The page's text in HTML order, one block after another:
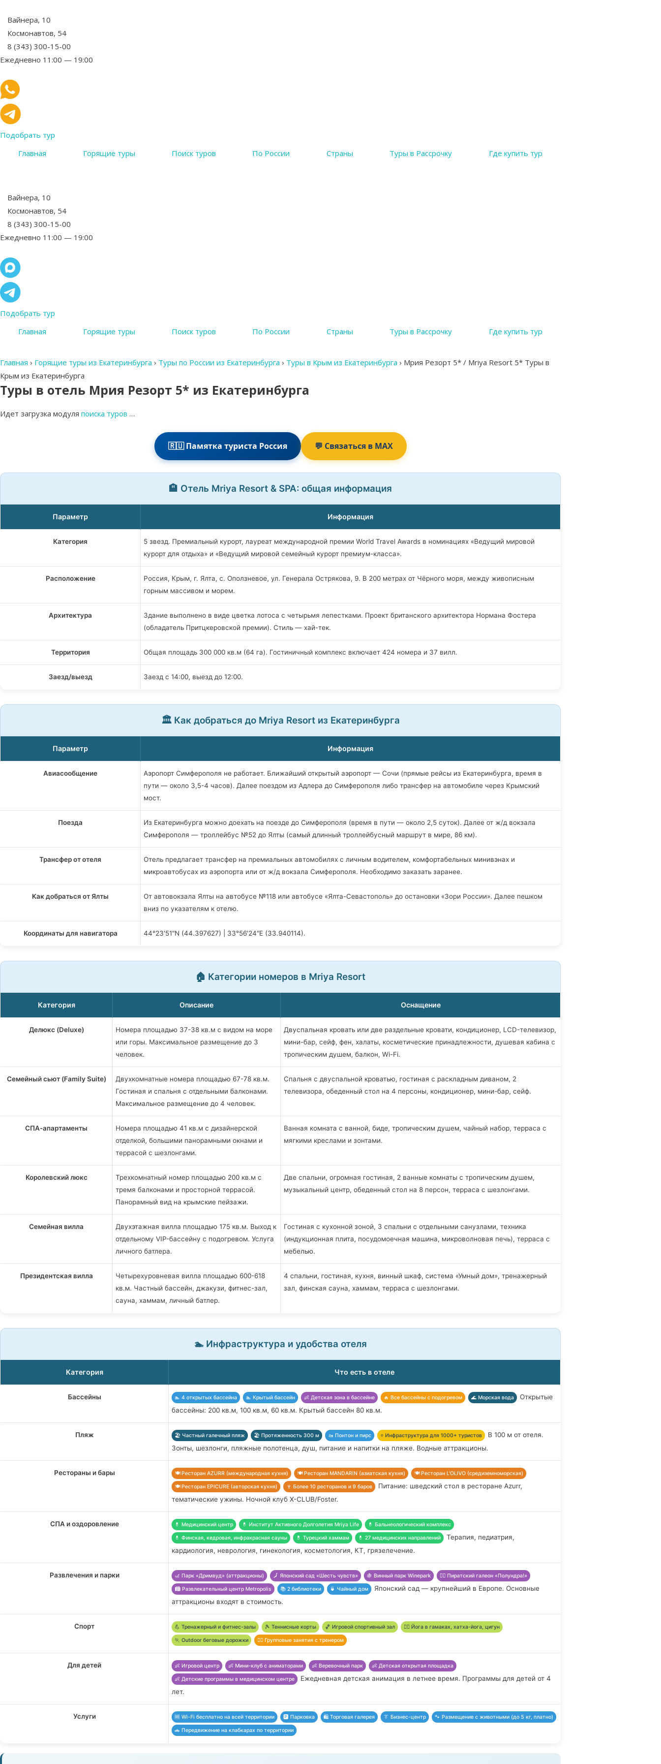
Вайнера, 10
Космонавтов, 54
8 (343) 300-15-00
Ежедневно 11:00 — 19:00
Подобрать тур
Главная
Горящие туры Поиск туров По России Страны Туры в Рассрочку Где купить тур
Вайнера, 10
Космонавтов, 54
8 (343) 300-15-00
Ежедневно 11:00 — 19:00
Подобрать тур
Главная
Горящие туры Поиск туров По России Страны Туры в Рассрочку Где купить тур
Главная › Горящие туры из Екатеринбурга › Туры по России из Екатеринбурга › Туры в Крым из Екатеринбурга › Мрия Резорт 5* / Mriya Resort 5* Туры в
Крым из Екатеринбурга
Туры в отель Мрия Резорт 5* из Екатеринбурга
Идет загрузка модуля поиска туров …
🇷🇺 Памятка туриста Россия 💬 Связаться в MAX
🏨 Отель Mriya Resort & SPA: общая информация
Параметр Информация
Категория
5 звезд. Премиальный курорт, лауреат международной премии World Travel Awards в номинациях «Ведущий мировой
курорт для отдыха» и «Ведущий мировой семейный курорт премиум-класса».
Расположение
Россия, Крым, г. Ялта, с. Оползневое, ул. Генерала Острякова, 9. В 200 метрах от Чёрного моря, между живописным
горным массивом и морем.
Архитектура
Здание выполнено в виде цветка лотоса с четырьмя лепестками. Проект британского архитектора Нормана Фостера
(обладатель Притцкеровской премии). Стиль — хай-тек.
Территория Общая площадь 300 000 кв.м (64 га). Гостиничный комплекс включает 424 номера и 37 вилл.
Заезд/выезд Заезд с 14:00, выезд до 12:00.
🏛️ Как добраться до Mriya Resort из Екатеринбурга
Параметр Информация
Авиасообщение
Аэропорт Симферополя не работает. Ближайший открытый аэропорт — Сочи (прямые рейсы из Екатеринбурга, время в
пути — около 3,5-4 часов). Далее поездом из Адлера до Симферополя либо трансфер на автомобиле через Крымский
мост.
Поезда
Из Екатеринбурга можно доехать на поезде до Симферополя (время в пути — около 2,5 суток). Далее от ж/д вокзала
Симферополя — троллейбус №52 до Ялты (самый длинный троллейбусный маршрут в мире, 86 км).
Трансфер от отеля
Отель предлагает трансфер на премиальных автомобилях с личным водителем, комфортабельных минивэнах и
микроавтобусах из аэропорта или от ж/д вокзала Симферополя. Необходимо заказать заранее.
Как добраться от Ялты
От автовокзала Ялты на автобусе №118 или автобусе «Ялта-Севастополь» до остановки «Зори России». Далее пешком
вниз по указателям к отелю.
Координаты для навигатора 44°23′51″N (44.397627) | 33°56′24″E (33.940114).
🏠 Категории номеров в Mriya Resort
Категория Описание Оснащение
Делюкс (Deluxe)
Номера площадью 37-38 кв.м с видом на море
или горы. Максимальное размещение до 3
человек.
Двуспальная кровать или две раздельные кровати, кондиционер, LCD-телевизор,
мини-бар, сейф, фен, халаты, косметические принадлежности, душевая кабина с
тропическим душем, балкон, Wi-Fi.
Семейный сьют (Family Suite)
Двухкомнатные номера площадью 67-78 кв.м.
Гостиная и спальня с отдельными балконами.
Максимальное размещение до 4 человек.
Спальня с двуспальной кроватью, гостиная с раскладным диваном, 2
телевизора, обеденный стол на 4 персоны, кондиционер, мини-бар, сейф.
СПА-апартаменты
Номера площадью 41 кв.м с дизайнерской
отделкой, большими панорамными окнами и
террасой с шезлонгами.
Ванная комната с ванной, биде, тропическим душем, чайный набор, терраса с
мягкими креслами и зонтами.
Королевский люкс
Трехкомнатный номер площадью 200 кв.м с
тремя балконами и просторной террасой.
Панорамный вид на крымские пейзажи.
Две спальни, огромная гостиная, 2 ванные комнаты с тропическим душем,
музыкальный центр, обеденный стол на 8 персон, терраса с шезлонгами.
Семейная вилла
Двухэтажная вилла площадью 175 кв.м. Выход к
отдельному VIP-бассейну с подогревом. Услуга
личного батлера.
Гостиная с кухонной зоной, 3 спальни с отдельными санузлами, техника
(индукционная плита, посудомоечная машина, микроволновая печь), терраса с
мебелью.
Президентская вилла
Четырехуровневая вилла площадью 600-618
кв.м. Частный бассейн, джакузи, фитнес-зал,
сауна, хаммам, личный батлер.
4 спальни, гостиная, кухня, винный шкаф, система «Умный дом», тренажерный
зал, финская сауна, хаммам, терраса с шезлонгами.
🏊 Инфраструктура и удобства отеля
Категория Что есть в отеле
Бассейны 🏊 4 открытых бассейна 🏊 Крытый бассейн 👶 Детская зона в бассейне 🔥 Все бассейны с подогревом 🌊 Морская вода
Открытые
бассейны: 200 кв.м, 100 кв.м, 60 кв.м. Крытый бассейн 80 кв.м.
Пляж 🏖️ Частный галечный пляж 🏖️ Протяженность 300 м 🚤 Понтон и пирс ⭐ Инфраструктура для 1000+ туристов
В 100 м от отеля.
Зонты, шезлонги, пляжные полотенца, душ, питание и напитки на пляже. Водные аттракционы.
Рестораны и бары 🍽️ Ресторан AZURR (международная кухня) 🍽️ Ресторан MANDARIN (азиатская кухня) 🍽️ Ресторан L'OLIVO (средиземноморская)
🍽️ Ресторан EPICURE (авторская кухня) 🍷 Более 10 ресторанов и 9 баров
Питание: шведский стол в ресторане Azurr,
тематические ужины. Ночной клуб X-CLUB/Foster.
СПА и оздоровление 💊 Медицинский центр 💊 Институт Активного Долголетия Mriya Life 💊 Бальнеологический комплекс
💊 Финская, кедровая, инфракрасная сауны 💊 Турецкий хаммам 💊 27 медицинских направлений
Терапия, педиатрия,
кардиология, неврология, гинекология, косметология, КТ, грязелечение.
Развлечения и парки 🎢 Парк «Дримвуд» (аттракционы) 🗾 Японский сад «Шесть чувств» 🍇 Винный парк Winepark 🏴‍☠️ Пиратский галеон «Полундра!»
🏙️ Развлекательный центр Metropolis 📚 2 библиотеки 🍵 Чайный дом
Японский сад — крупнейший в Европе. Основные
аттракционы входят в стоимость.
Спорт 💪 Тренажерный и фитнес-залы 🎾 Теннисные корты 🏀 Игровой спортивный зал 🧘‍♂️ Йога в гамаках, хатха-йога, цигун
🏃 Outdoor беговые дорожки 🏋️‍♂️ Групповые занятия с тренером
Для детей 👶 Игровой центр 👶 Мини-клуб с аниматорами 👶 Веревочный парк 👶 Детская открытая площадка
👶 Детские программы в медицинском центре
Ежедневная детская анимация в летнее время. Программы для детей от 4
лет.
Услуги 🆓 Wi-Fi бесплатно на всей территории 🅿️ Парковка 🛍️ Торговая галерея 👔 Бизнес-центр 🐾 Размещение с животными (до 5 кг, платно)
🚗 Передвижение на клабкарах по территории